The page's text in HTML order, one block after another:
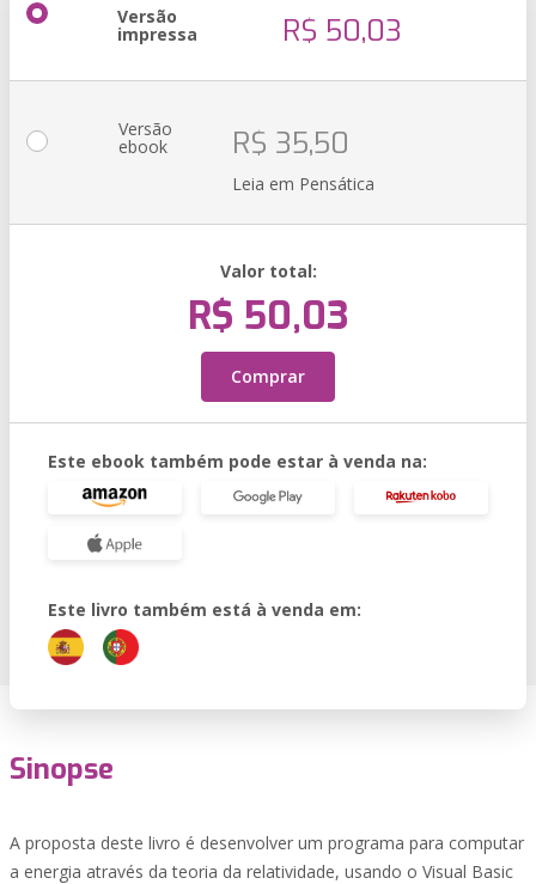
Versão
impressa R$ 50,03
Versão
ebook R$ 35,50
Leia em Pensática
Valor total:
R$ 50,03
Comprar
Este ebook também pode estar à venda na:
Este livro também está à venda em:
Sinopse
A proposta deste livro é desenvolver um programa para computar
a energia através da teoria da relatividade, usando o Visual Basic